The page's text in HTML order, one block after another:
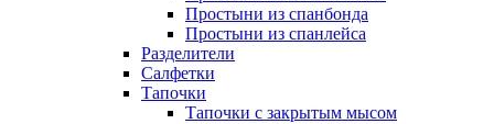
Простыни из спанбонда
Простыни из спанлейса
Разделители
Салфетки
Тапочки
Тапочки с закрытым мысом